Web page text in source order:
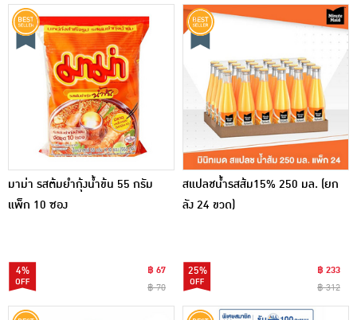
มาม่า รสต้มยำกุ้งน้ำข้น 55 กรัม
แพ็ก 10 ซอง
4%
฿ 67
฿ 70
สแปลชน้ำรสส้ม15% 250 มล. (ยก
ลัง 24 ขวด)
25%
฿ 233
฿ 312